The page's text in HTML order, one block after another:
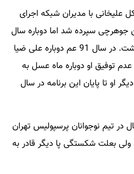
مشکل علیخانی با مدیران شبکه اجرای
جوهرچی سپرده شد اما دوباره سال
90 علیخانی به برنامه بازگشت. در سال 91 عم دوباره علی ضیا
توفیق او دوباره ماه عسل به
او تا پایان این برنامه در سال
دبیرستان 1/5 سال در تیم نوجوانان پرسپولیس تهران
ولی بعلت شکستگی پا دیگر قادر به